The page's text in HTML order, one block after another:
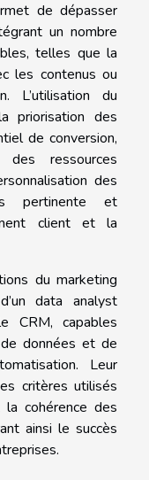
de dépasser
un nombre
telles que la
les contenus ou
L’utilisation du
priorisation des
de conversion,
ressources
des
pertinente et
client et la
du marketing
data analyst
CRM, capables
données et de
Leur
critères utilisés
cohérence des
ainsi le succès